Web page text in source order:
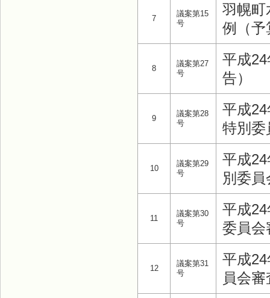
7
議案第15
号
羽幌町
例（予
8
議案第27
号
平成
告）
9
議案第28
号
平成
特別委
10
議案第29
号
平成
別委
11
議案第30
号
平成
委員会
12
議案第31
号
平成
員会